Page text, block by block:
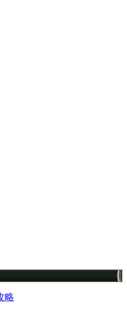
略